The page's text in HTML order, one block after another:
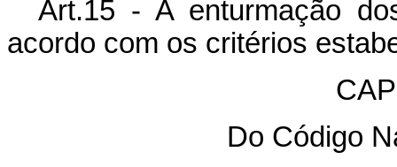
Art.15 - A enturmação
acordo com os critérios
Do Código